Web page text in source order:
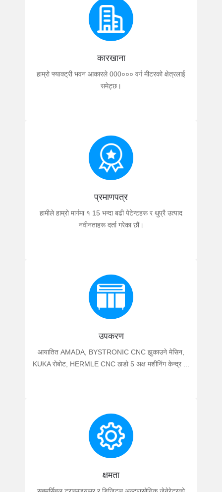
कारखाना
हाम्रो फ्याक्ट्री भवन आकारले 000००० वर्ग मीटरको क्षेत्रलाई
समेट्छ।
प्रमाणपत्र
हामीले हाम्रो मार्गमा १ 15 भन्दा बढी पेटेन्टहरू र थुप्रै उत्पाद
नवीनताहरू दर्ता गरेका छौं।
उपकरण
आयातित AMADA, BYSTRONIC CNC झुकाउने मेसिन,
KUKA रोबोट, HERMLE CNC ठाडो 5 अक्ष मशीनिंग केन्द्र ...
क्षमता